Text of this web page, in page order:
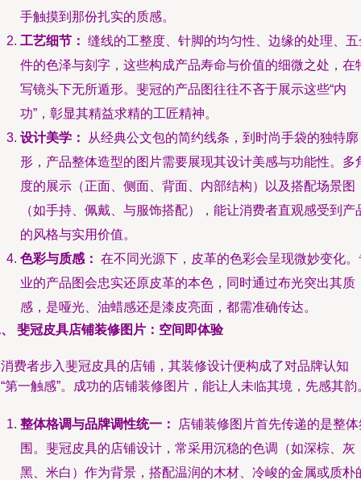
手触摸到那份扎实的质感。
工艺细节： 缝线的工整度、针脚的均匀性、边缘的处理、五
件的色泽与刻字，这些构成产品寿命与价值的细微之处，在
写镜头下无所遁形。斐冠的产品图往往不吝于展示这些“内
功”，彰显其精益求精的工匠精神。
设计美学：
从经典公文包的简约线条，到时尚手袋的独特廓
形，产品整体造型的图片需要展现其设计美感与功能性。多
度的展示（正面、侧面、背面、内部结构）以及搭配场景图
（如手持、佩戴、与服饰搭配），能让消费者直观感受到产
的风格与实用价值。
色彩与质感： 在不同光源下，皮革的色彩会呈现微妙变化。
业的产品图会忠实还原皮革的本色，同时通过布光突出其质
感，是哑光、油蜡感还是漆皮亮面，都需准确传达。
斐冠皮具店铺装修图片：空间即体验
费者步入斐冠皮具的店铺，其装修设计便构成了对品牌认知
第一触感”。成功的店铺装修图片，能让人未临其境，先感其韵
整体格调与品牌调性统一：
店铺装修图片首先传递的是整体
围。斐冠皮具的店铺设计，常采用沉稳的色调（如深棕、灰
黑、米白）作为背景，搭配温润的木材、冷峻的金属或质朴